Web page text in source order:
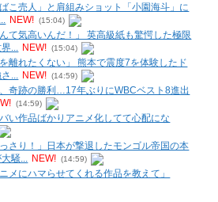
こ売人」と肩組みショット「小園海斗」に
NEW! (15:04)
て気高いんだ！」 英高級紙も驚愕した極限
...
NEW! (15:04)
離れたくない」 熊本で震度7を体験したド
...
NEW! (14:59)
、奇跡の勝利…17年ぶりにWBCベスト8進出
(14:59)
い作品ばかりアニメ化してて心配にな
さり！」日本が撃退したモンゴル帝国の本
騒...
NEW! (14:59)
メにハマらせてくれる作品を教えて」